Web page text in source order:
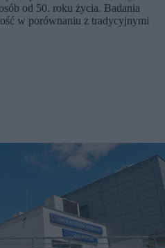
od 50. roku życia. Badania
w porównaniu z tradycyjnymi